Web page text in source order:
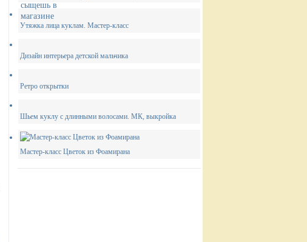
Утяжка лица куклам. Мастер-класс
Дизайн интерьера детской мальчика
Ретро открытки
Шьем куклу с длинными волосами. МК, выкройка
Мастер-класс Цветок из Фоамирана